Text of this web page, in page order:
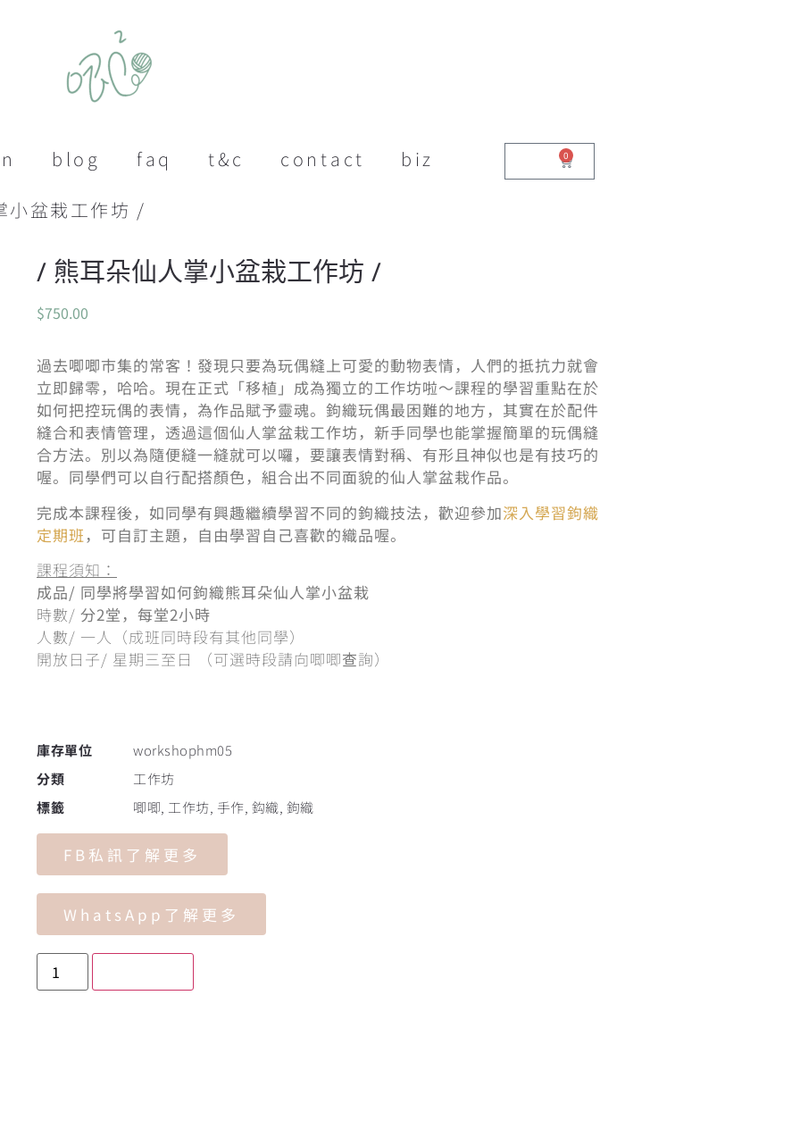
blog faq t&c contact biz 0
盆栽工作坊 /
/ 熊耳朵仙人掌小盆栽工作坊 /
$750.00
過去唧唧市集的常客！發現只要為玩偶縫上可愛的動物表情，人們的抵抗力就會
立即歸零，哈哈。現在正式「移植」成為獨立的工作坊啦～課程的學習重點在於
如何把控玩偶的表情，為作品賦予靈魂。鉤織玩偶最困難的地方，其實在於配件
縫合和表情管理，透過這個仙人掌盆栽工作坊，新手同學也能掌握簡單的玩偶縫
合方法。別以為隨便縫一縫就可以囉，要讓表情對稱、有形且神似也是有技巧的
喔。同學們可以自行配搭顏色，組合出不同面貌的仙人掌盆栽作品。
完成本課程後，如同學有興趣繼續學習不同的鉤織技法，歡迎參加深入學習鉤織
定期班 ，可自訂主題，自由學習自己喜歡的織品喔。
課程須知：
成品/ 同學將學習如何鉤織熊耳朵仙人掌小盆栽
時數/ 分2堂，每堂2小時
人數/ 一人（成班同時段有其他同學）
開放日子/ 星期三至日 （可選時段請向唧唧查詢）
庫存單位
workshophm05
分類
工作坊
標籤
唧唧, 工作坊, 手作, 鈎織, 鉤織
FB私訊了解更多
WhatsApp了解更多